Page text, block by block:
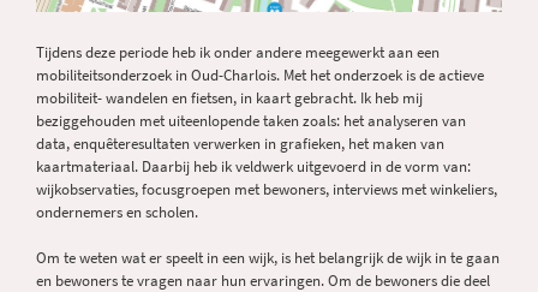
Tijdens deze periode heb ik onder andere meegewerkt aan een
mobiliteitsonderzoek in Oud-Charlois. Met het onderzoek is de actieve
mobiliteit- wandelen en fietsen, in kaart gebracht. Ik heb mij
beziggehouden met uiteenlopende taken zoals: het analyseren van
data, enquêteresultaten verwerken in grafieken, het maken van
kaartmateriaal. Daarbij heb ik veldwerk uitgevoerd in de vorm van:
wijkobservaties, focusgroepen met bewoners, interviews met winkeliers,
ondernemers en scholen.
Om te weten wat er speelt in een wijk, is het belangrijk de wijk in te gaan
en bewoners te vragen naar hun ervaringen. Om de bewoners die deel